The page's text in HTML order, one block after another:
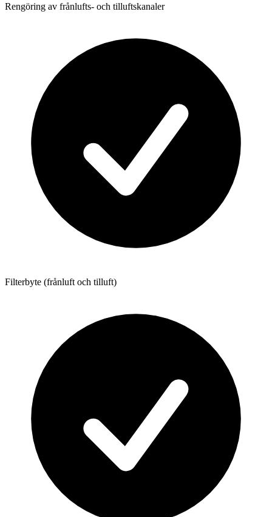
Rengöring av frånlufts- och tilluftskanaler
Filterbyte (frånluft och tilluft)